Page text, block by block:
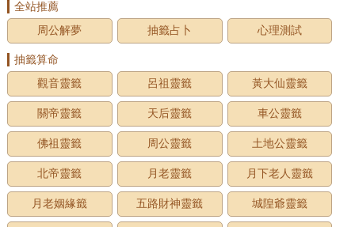
全站推薦
周公解夢
抽籤占卜 心理測試
抽籤算命
觀音靈籤
呂祖靈籤 黃大仙靈籤
關帝靈籤 天后靈籤 車公靈籤
佛祖靈籤 周公靈籤 土地公靈籤
北帝靈籤 月老靈籤 月下老人靈籤
月老姻緣籤 五路財神靈籤 城隍爺靈籤